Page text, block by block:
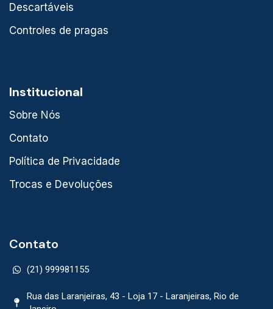
Descartáveis
Controles de pragas
Institucional
Sobre Nós
Contato
Política de Privacidade
Trocas e Devoluções
Contato
(21) 999981155
Rua das Laranjeiras, 43 - Loja 17 - Laranjeiras, Rio de